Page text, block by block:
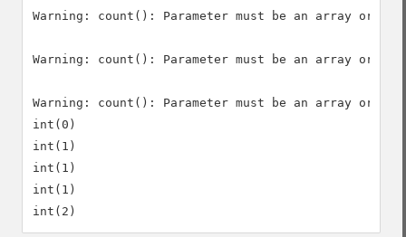
Warning: count(): Parameter must be an array or
Warning: count(): Parameter must be an array or
Warning: count(): Parameter must be an array or
int(0)
int(1)
int(1)
int(1)